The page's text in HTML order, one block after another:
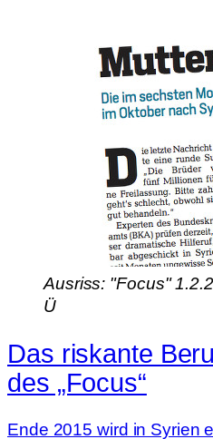
Ausriss: "Focus"
Ü
Das riskante
des „Focus“
Ende 2015 wird in Syrien